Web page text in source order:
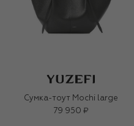
Сумка-тоут Mochi large
79 950 ₽